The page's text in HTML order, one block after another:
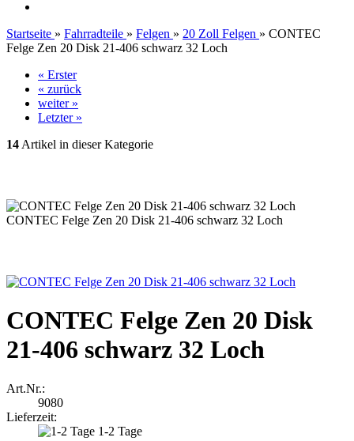
Startseite » Fahrradteile » Felgen » 20 Zoll Felgen » CONTEC
Felge Zen 20 Disk 21-406 schwarz 32 Loch
« Erster
« zurück
weiter »
Letzter »
14 Artikel in dieser Kategorie
CONTEC Felge Zen 20 Disk 21-406 schwarz 32 Loch
CONTEC Felge Zen 20 Disk
21-406 schwarz 32 Loch
Art.Nr.:
9080
Lieferzeit:
1-2 Tage